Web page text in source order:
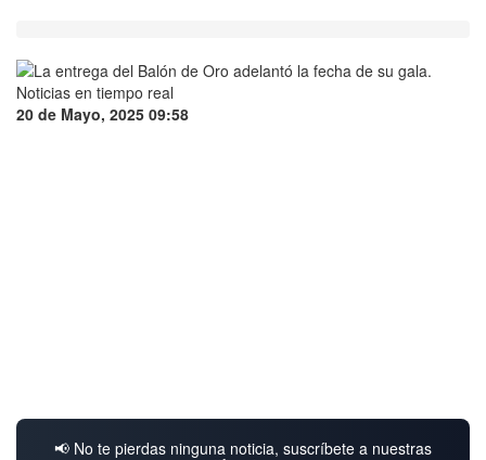
20 de Mayo, 2025 09:58
📢 No te pierdas ninguna noticia, suscríbete a nuestras